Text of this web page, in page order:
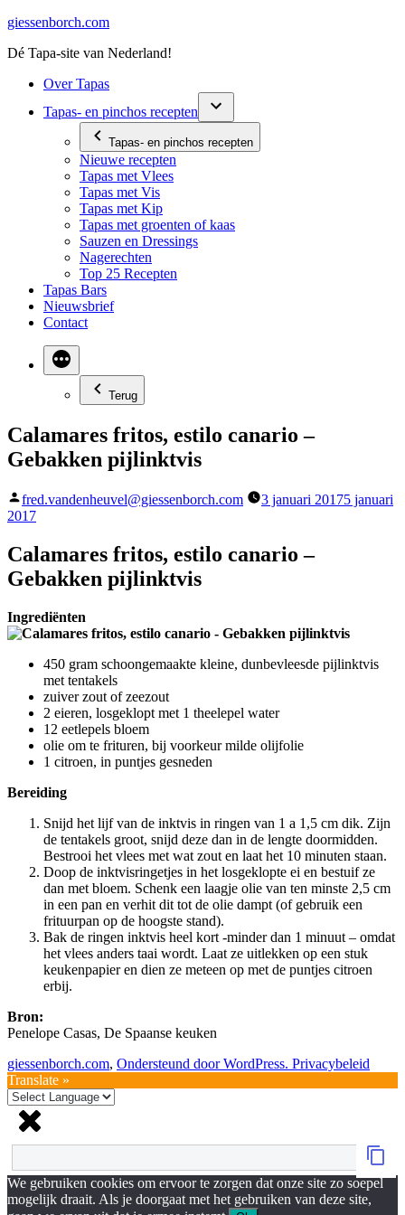
Ga
de
giessenborch.com
Dé Tapa-site van Nederland!
Over Tapas
Tapas- en pinchos recepten
Tapas- en pinchos recepten
Nieuwe recepten
Tapas met Vlees
Tapas met Vis
Tapas met Kip
Tapas met groenten of kaas
Sauzen en Dressings
Nagerechten
Top 25 Recepten
Tapas Bars
Nieuwsbrief
Contact
Terug
Calamares fritos, estilo canario –
Gebakken pijlinktvis
Geplaatst
door
fred.vandenheuvel@giessenborch.com 3 januari 20175 januari
2017
Calamares fritos, estilo canario –
Gebakken pijlinktvis
Ingrediënten
450 gram schoongemaakte kleine, dunbevleesde pijlinktvis
met tentakels
zuiver zout of zeezout
2 eieren, losgeklopt met 1 theelepel water
12 eetlepels bloem
olie om te frituren, bij voorkeur milde olijfolie
1 citroen, in puntjes gesneden
Bereiding
Snijd het lijf van de inktvis in ringen van 1 a 1,5 cm dik. Zijn
de tentakels groot, snijd deze dan in de lengte doormidden.
Bestrooi het vlees met wat zout en laat het 10 minuten staan.
Doop de inktvisringetjes in het losgeklopte ei en bestuif ze
dan met bloem. Schenk een laagje olie van ten minste 2,5 cm
in een pan en verhit dit tot de olie dampt (of gebruik een
frituurpan op de hoogste stand).
Bak de ringen inktvis heel kort -minder dan 1 minuut – omdat
het vlees anders taai wordt. Laat ze uitlekken op een stuk
keukenpapier en dien ze meteen op met de puntjes citroen
erbij.
Bron:
Penelope Casas, De Spaanse keuken
giessenborch.com, Ondersteund door WordPress. Privacybeleid
Translate »
We gebruiken cookies om ervoor te zorgen dat onze site zo soepel
mogelijk draait. Als je doorgaat met het gebruiken van deze site,